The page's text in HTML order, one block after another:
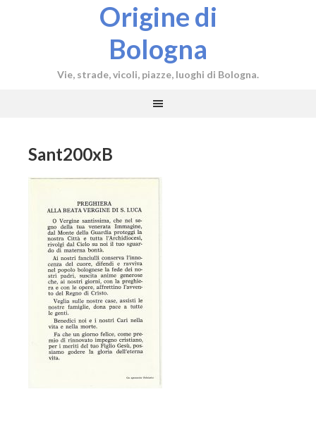
Origine di
Bologna
Vie, strade, vicoli, piazze, luoghi di Bologna.
Sant200xB